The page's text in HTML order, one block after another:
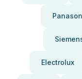
Electrolux